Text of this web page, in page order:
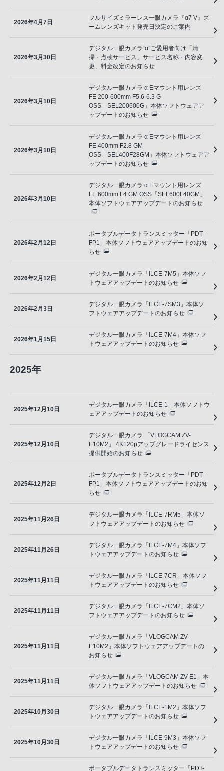
2026年4月7日
フルサイズミラーレス一眼カメラ『α7 V』ズ
ームレンズキット発売日決定のご案内
2026年3月30日
デジタル一眼カメラ“α”ご愛用者向け「清
掃・点検サービス」サービス名称・内容変
更、料金改定のお知らせ
2026年3月10日
デジタル一眼カメラ α Eマウント用レンズ
FE 200-600mm F5.6-6.3 G
OSS「SEL200600G」本体ソフトウェアア
ップデートのお知らせ
2026年3月10日
デジタル一眼カメラ α Eマウント用レンズ
FE 400mm F2.8 GM
OSS「SEL400F28GM」本体ソフトウェアア
ップデートのお知らせ
2026年3月10日
デジタル一眼カメラ α Eマウント用レンズ
FE 600mm F4 GM OSS「SEL600F40GM」
本体ソフトウェアアップデートのお知らせ
2026年2月12日
ポータブルデータトランスミッター「PDT-
FP1」本体ソフトウェアアップデートのお知
らせ
2026年2月12日
デジタル一眼カメラ「ILCE-7M5」本体ソフ
トウェアアップデートのお知らせ
2026年2月3日
デジタル一眼カメラ「ILCE-7SM3」本体ソ
フトウェアアップデートのお知らせ
2026年1月15日
デジタル一眼カメラ「ILCE-7M4」本体ソフ
トウェアアップデートのお知らせ
2025年
2025年12月10日
デジタル一眼カメラ「ILCE-1」本体ソフトウ
ェアアップデートのお知らせ
2025年12月10日
デジタル一眼カメラ 「VLOGCAM ZV-
E10M2」 4K120pアップグレードライセンス
提供開始のお知らせ
2025年12月2日
ポータブルデータトランスミッター「PDT-
FP1」本体ソフトウェアアップデートのお知
らせ
2025年11月26日
デジタル一眼カメラ「ILCE-7RM5」本体ソ
フトウェアアップデートのお知らせ
2025年11月26日
デジタル一眼カメラ「ILCE-7M4」本体ソフ
トウェアアップデートのお知らせ
2025年11月11日
デジタル一眼カメラ「ILCE-7CR」本体ソフ
トウェアアップデートのお知らせ
2025年11月11日
デジタル一眼カメラ「ILCE-7CM2」本体ソ
フトウェアアップデートのお知らせ
2025年11月11日
デジタル一眼カメラ「VLOGCAM ZV-
E10M2」本体ソフトウェアアップデートの
お知らせ
2025年11月11日
デジタル一眼カメラ「VLOGCAM ZV-E1」本
体ソフトウェアアップデートのお知らせ
2025年10月30日
デジタル一眼カメラ「ILCE-1M2」本体ソフ
トウェアアップデートのお知らせ
2025年10月30日
デジタル一眼カメラ「ILCE-9M3」本体ソフ
トウェアアップデートのお知らせ
ポータブルデータトランスミッター「PDT-